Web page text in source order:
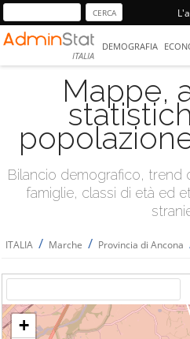
ITALIA
DEMOGRAFIA
Mappe,
Bilancio demografico, trend
famiglie, classi di età ed
ITALIA / Marche / Provincia di Ancona